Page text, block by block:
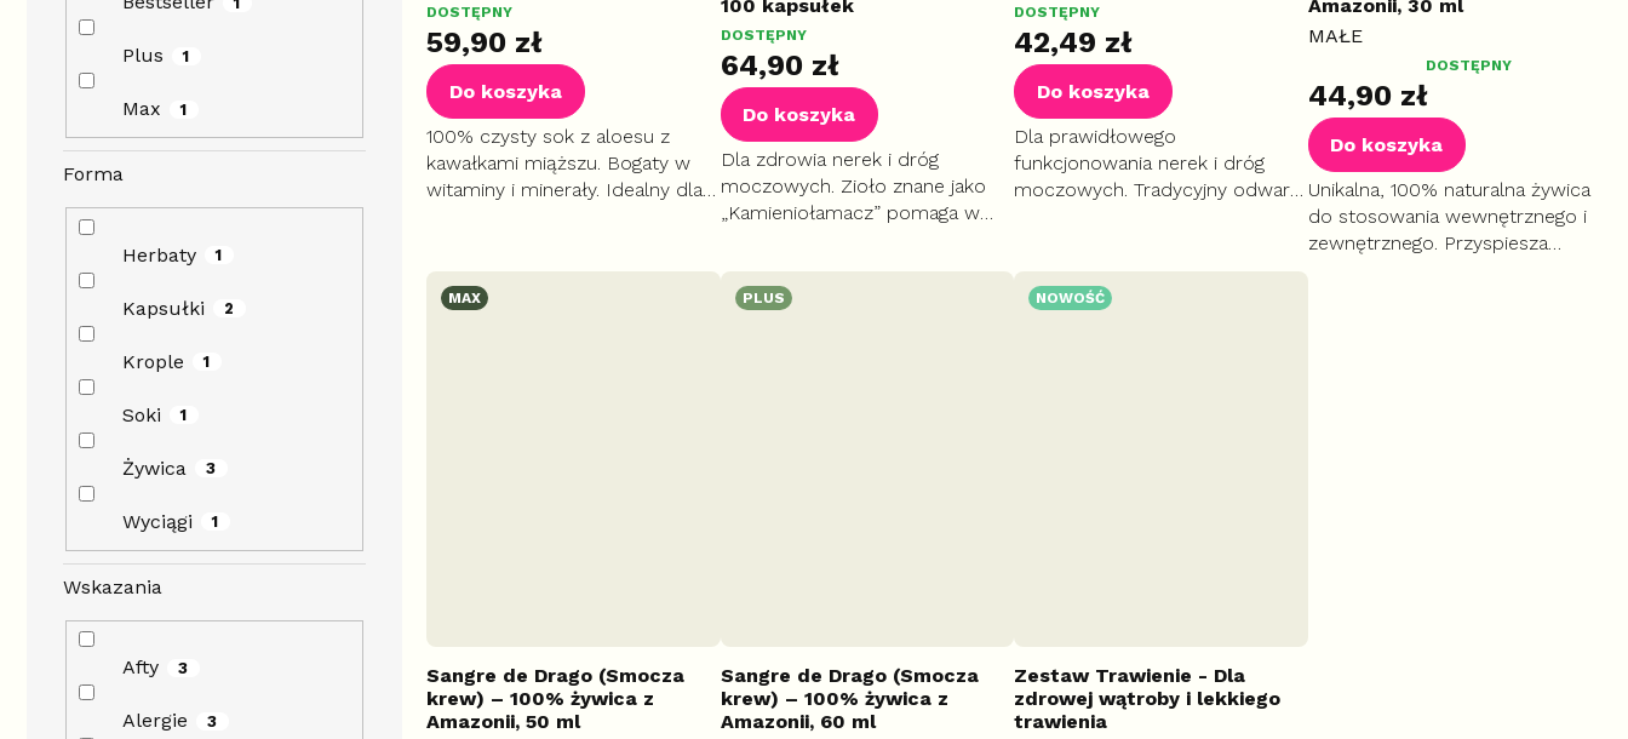
Plus 1
Max 1
Forma
Herbaty 1
Kapsułki 2
Krople 1
Soki 1
Żywica 3
Wyciągi 1
Wskazania
Afty 3
Alergie 3
DOSTĘPNY
59,90 zł
Do koszyka
100% czysty sok z aloesu z
kawałkami miąższu. Bogaty w
witaminy i minerały. Idealny dla
detoksykacji organizmu.
100 kapsułek
DOSTĘPNY
64,90 zł
Do koszyka
Dla zdrowia nerek i dróg
moczowych. Zioło znane jako
„Kamieniołamacz” pomaga w
kamieni żółciowych i wspiera
trawienie.
DOSTĘPNY
42,49 zł
Do koszyka
Dla prawidłowego
funkcjonowania nerek i dróg
moczowych. Tradycyjny odwar
również w wygodnych
kapsułkach!
Amazonii, 30 ml
MAŁE
ocena
produktu
wynosi
5,0
na
5
gwiazdek.
DOSTĘPNY
44,90 zł
Do koszyka
Unikalna, 100% naturalna żywica
do stosowania wewnętrznego i
zewnętrznego. Przyspiesza
MAX
Sangre de Drago (Smocza
krew) – 100% żywica z
Amazonii, 50 ml
PLUS
Sangre de Drago (Smocza
krew) – 100% żywica z
Amazonii, 60 ml
NOWOŚĆ
Zestaw Trawienie - Dla
zdrowej wątroby i lekkiego
trawienia